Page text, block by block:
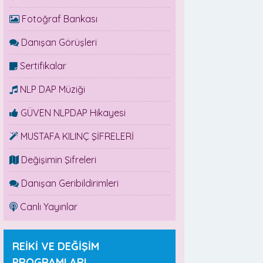
Fotoğraf Bankası
Danışan Görüşleri
Sertifikalar
NLP DAP Müziği
GÜVEN NLPDAP Hikayesi
MUSTAFA KILINÇ ŞİFRELERİ
Değişimin Şifreleri
Danışan Geribildirimleri
Canlı Yayınlar
REİKİ VE DEĞİŞİM